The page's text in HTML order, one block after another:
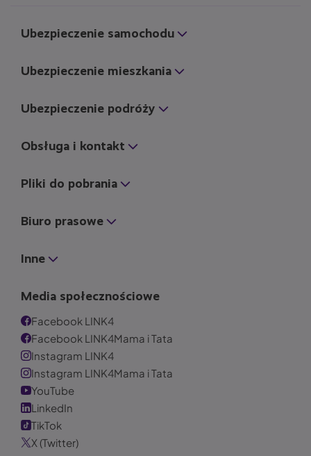
Ubezpieczenie samochodu
Ubezpieczenie mieszkania
Ubezpieczenie podróży
Obsługa i kontakt
Pliki do pobrania
Biuro prasowe
Inne
Media społecznościowe
Facebook LINK4
Facebook LINK4Mama i Tata
Instagram LINK4
Instagram LINK4Mama i Tata
YouTube
LinkedIn
TikTok
X (Twitter)